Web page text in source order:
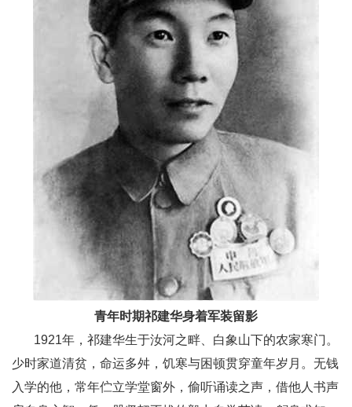
青年时期祁建华身着军装留影
1921年，祁建华生于汝河之畔、白象山下的农家寒门。
少时家道清贫，命运多舛，饥寒与困顿贯穿童年岁月。无钱
入学的他，常年伫立学堂窗外，偷听诵读之声，借他人书声